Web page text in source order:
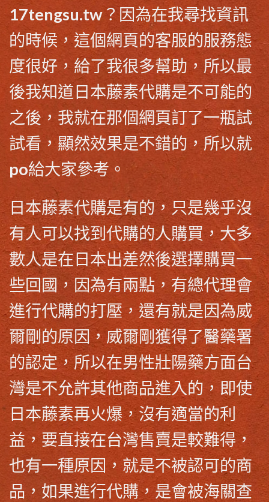
17tengsu.tw ？因為在我尋找資訊
的時候，這個網頁的客服的服務態
度很好，給了我很多幫助，所以最
後我知道日本藤素代購是不可能的
之後，我就在那個網頁訂了一瓶試
試看，顯然效果是不錯的，所以就
po給大家參考。
日本藤素代購是有的，只是幾乎沒
有人可以找到代購的人購買，大多
數人是在日本出差然後選擇購買一
些回國，因為有兩點，有總代理會
進行代購的打壓，還有就是因為威
爾剛的原因，威爾剛獲得了醫藥署
的認定，所以在男性壯陽藥方面台
灣是不允許其他商品進入的，即使
日本藤素再火爆，沒有適當的利
益，要直接在台灣售賣是較難得，
也有一種原因，就是不被認可的商
品，如果進行代購，是會被海關查